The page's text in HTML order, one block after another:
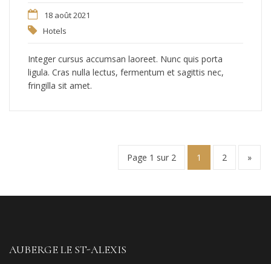
18 août 2021
Hotels
Integer cursus accumsan laoreet. Nunc quis porta
ligula. Cras nulla lectus, fermentum et sagittis nec,
fringilla sit amet.
Page 1 sur 2 1 2 »
AUBERGE LE ST-ALEXIS